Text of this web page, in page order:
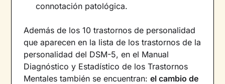
connotación patológica.
Además de los 10 trastornos de personalidad
que aparecen en la lista de los trastornos de la
personalidad del DSM-5, en el Manual
Diagnóstico y Estadístico de los Trastornos
Mentales también se encuentran:el cambio de